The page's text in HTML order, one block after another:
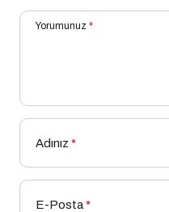
Yorumunuz *
Adınız *
E-Posta*